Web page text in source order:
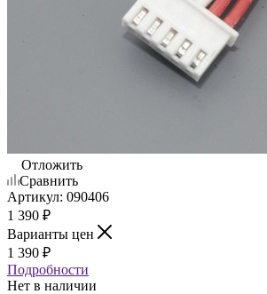
Отложить
Сравнить
Артикул: 090406
1 390 ₽
Варианты цен
1 390 ₽
Подробности
Нет в наличии